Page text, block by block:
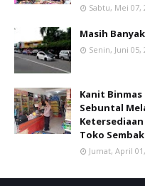
Sabtu, Mei 07,
Masih
Senin, Juni 05,
Kanit
Sebuntal
Ketersediaan
Toko
Jumat, April